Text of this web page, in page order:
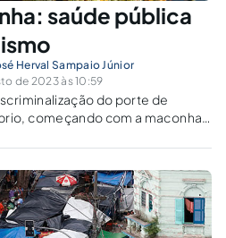
saúde pública
Herval Sampaio Júnior
de 2023 às 10:59
do porte de
começando com a maconha.
direito à liberdade individual.